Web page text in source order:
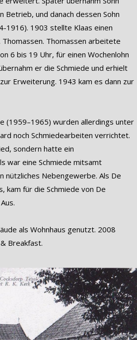
Betrieb, und danach dessen Sohn
1916). 1903 stellte Klaas einen
Thomassen. Thomassen arbeitete
6 bis 19 Uhr, für einen Wochenlohn
er die Schmiede und erhielt
Erweiterung. 1943 kam es dann zur
(1959–1965) wurden allerdings unter
noch Schmiedearbeiten verrichtet.
sondern hatte ein
war eine Schmiede mitsamt
nützliches Nebengewerbe. Als De
kam für die Schmiede von De
als Wohnhaus genutzt. 2008
Breakfast.